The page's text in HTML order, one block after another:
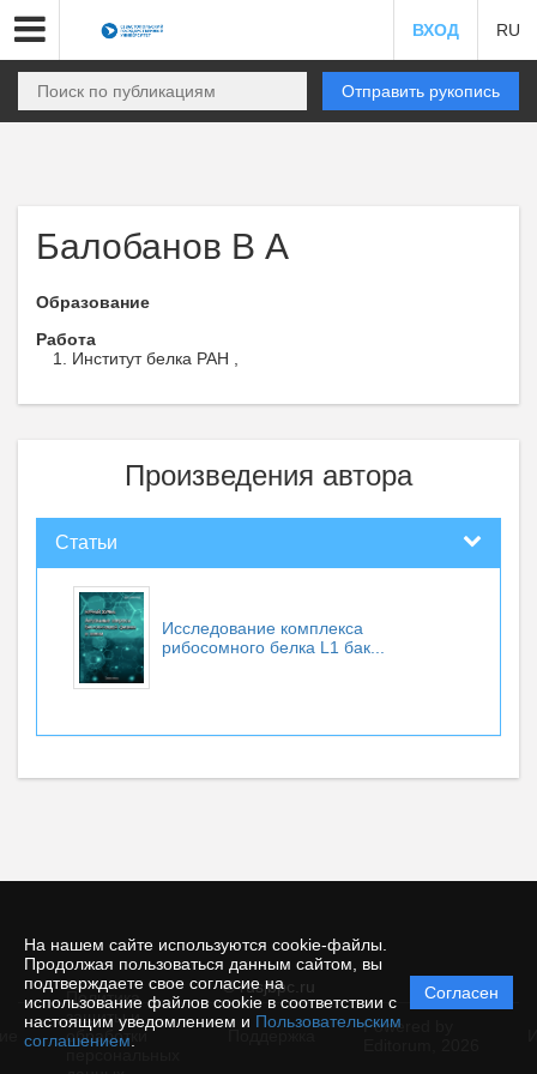
На нашем сайте используются cookie-файлы.
Продолжая пользоваться данным сайтом, вы
подтверждаете свое согласие на
использование файлов cookie в соответствии с
настоящим уведомлением и Пользовательским
соглашением
Согласен
ВХОД RU
Отправить рукопись
Балобанов В А
Образование
Работа
Институт белка РАН ,
Произведения автора
Статьи
Исследование комплекса
рибосомного белка L1 бак...
© rusjbpc.ru
Политика
защиты и
обработки
Powered by